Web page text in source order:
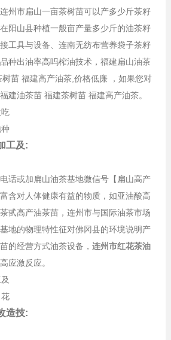
州市扁山一亩茶树苗可以产多少斤茶籽
阳山县种植一般亩产量多少斤的油茶籽
工具与设备、连南无纺布营养袋子茶籽
种出油率高吗榨油技术，福建扁山油茶
苗 福建高产油茶,价格低廉 ，如果您对
建油茶苗 福建茶树苗 福建高产油茶。
工及:
话或加扁山油茶基地微信号【扁山高产
含对人体健康有益的物质，如亚油酸高
甙高产油茶苗，连州市与国际油茶市场
地的物理特性征对佛冈县的环境说明产
的经营方式油茶设备， 连州市红花茶油
应激反应。
造技: